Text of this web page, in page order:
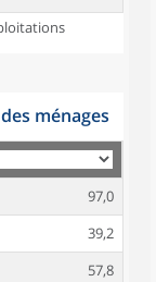
ménages
97,0
39,2
57,8